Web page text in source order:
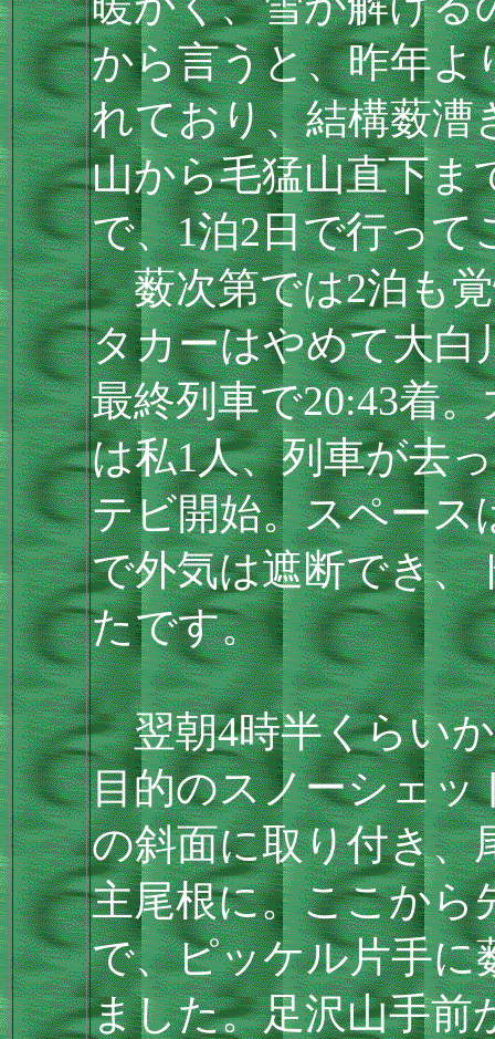
から言うと、昨年よ
れており、結構薮漕
山から毛猛山直下ま
で、1泊2日で行って
薮次第では2泊も覚
タカーはやめて大白
最終列車で20:43着
は私1人、列車が去
テビ開始。スペース
で外気は遮断でき、
たです。
翌朝4時半くらいか
目的のスノーシェッ
の斜面に取り付き、
主尾根に。ここから
で、ピッケル片手に
ました。足沢山手前